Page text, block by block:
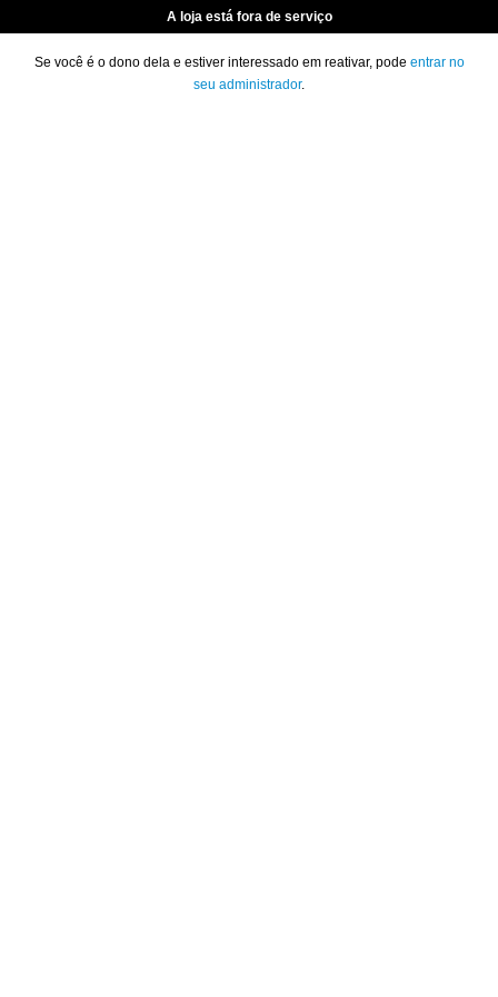
A loja está fora de serviço
Se você é o dono dela e estiver interessado em reativar, pode entrar no
seu administrador.